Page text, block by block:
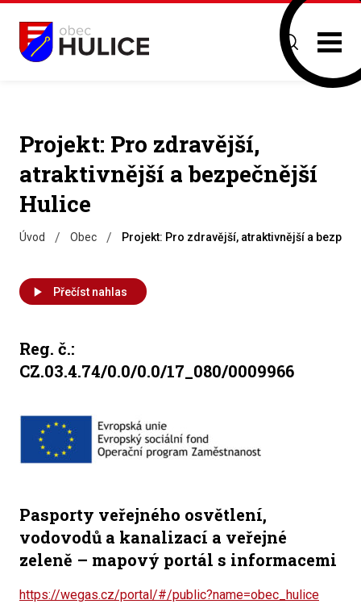
Projekt: Pro zdravější,
atraktivnější a bezpečnější
Hulice
Úvod / Obec / Projekt: Pro zdravější, atraktivnější a
Přečíst nahlas
Reg. č.:
CZ.03.4.74/0.0/0.0/17_080/0009966
Pasporty veřejného osvětlení,
vodovodů a kanalizací a veřejné
zeleně – mapový portál s informacemi
https://wegas.cz/portal/#/public?name=obec_hulice